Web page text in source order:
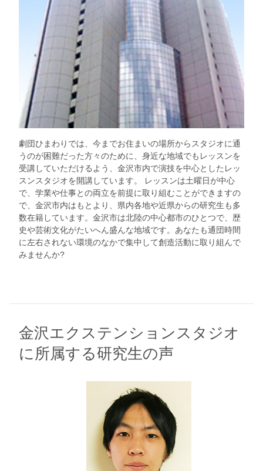
劇団ひまわりでは、今までお住まいの場所からスタジオに通
うのが困難だった方々のために、身近な地域でもレッスンを
受講していただけるよう、金沢市内で演技を中心としたレッ
スンスタジオを開講しています。 レッスンは土曜日が中心
で、学業や仕事との両立を前提に取り組むことができますの
で、金沢市内はもとより、県内各地や近県からの研究生も多
数在籍しています。金沢市は北陸の中心都市のひとつで、歴
史や芸術文化がたいへん盛んな地域です。あなたも通団時間
に左右されない環境のなかで集中して創造活動に取り組んで
みませんか?
金沢エクステンションスタジオ
に所属する研究生の声